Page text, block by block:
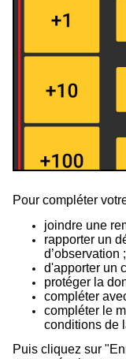
Pour compléter
joindre une
rapporter un
d’observation ;
d'apporter un
protéger la
compléter
compléter le
conditions de
Puis cliquez sur